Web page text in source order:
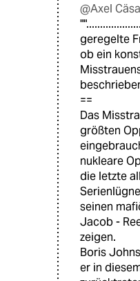
@Axel
geregelte
ob ein
==
Das
größten
nukleare
die letzte
seinen
Jacob -
zeigen.
Boris
er in